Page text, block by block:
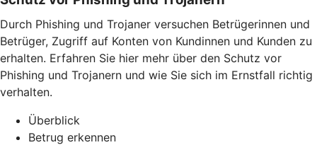
Durch Phishing und Trojaner versuchen Betrügerinnen und
Betrüger, Zugriff auf Konten von Kundinnen und Kunden zu
erhalten. Erfahren Sie hier mehr über den Schutz vor
Phishing und Trojanern und wie Sie sich im Ernstfall richtig
verhalten.
Überblick
Betrug erkennen